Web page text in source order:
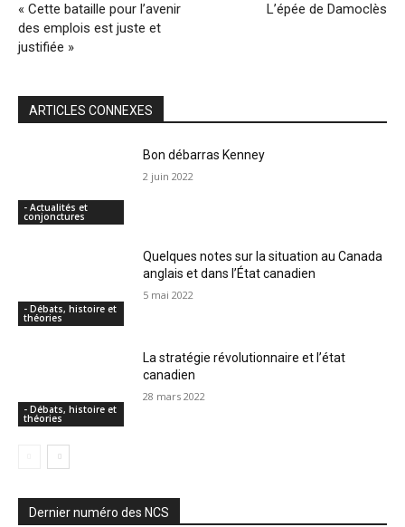
« Cette bataille pour l’avenir
des emplois est juste et
justifiée »
L’épée de Damoclès
ARTICLES CONNEXES
- Actualités et
conjonctures
Bon débarras Kenney
2 juin 2022
- Débats, histoire et
théories
Quelques notes sur la situation au Canada
anglais et dans l’État canadien
5 mai 2022
- Débats, histoire et
théories
La stratégie révolutionnaire et l’état
canadien
28 mars 2022
Dernier numéro des NCS